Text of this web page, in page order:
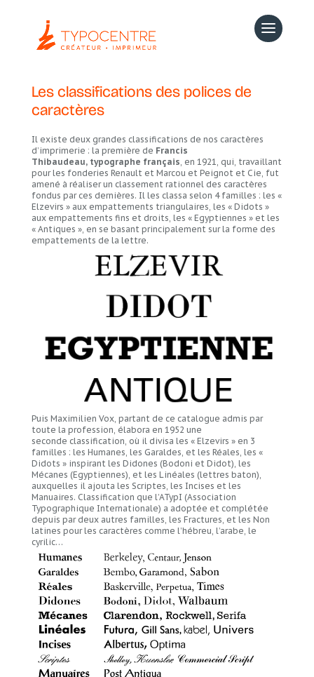
Les classifications des polices de
caractères
Il existe deux grandes classifications de nos caractères
d’imprimerie : la première de Francis
Thibaudeau, typographe français, en 1921, qui, travaillant
pour les fonderies Renault et Marcou et Peignot et Cie, fut
amené à réaliser un classement rationnel des caractères
fondus par ces dernières. Il les classa selon 4 familles : les «
Elzevirs » aux empattements triangulaires, les « Didots »
aux empattements fins et droits, les « Egyptiennes » et les
« Antiques », en se basant principalement sur la forme des
empattements de la lettre.
Puis Maximilien Vox, partant de ce catalogue admis par
toute la profession, élabora en 1952 une
seconde classification, où il divisa les « Elzevirs » en 3
familles : les Humanes, les Garaldes, et les Réales, les «
Didots » inspirant les Didones (Bodoni et Didot), les
Mécanes (Egyptiennes), et les Linéales (lettres baton),
auxquelles il ajouta les Scriptes, les Incises et les
Manuaires. Classification que l’ATypI (Association
Typographique Internationale) a adoptée et complétée
depuis par deux autres familles, les Fractures, et les Non
latines pour les caractères comme l’hébreu, l’arabe, le
cyrilic…